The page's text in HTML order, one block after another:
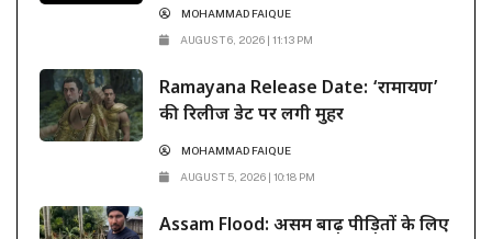
MOHAMMAD FAIQUE
AUGUST 6, 2026 | 11:13 PM
Ramayana Release Date: ‘रामायण’
की रिलीज डेट पर लगी मुहर
MOHAMMAD FAIQUE
AUGUST 5, 2026 | 10:18 PM
Assam Flood: असम बाढ़ पीड़ितों के लिए